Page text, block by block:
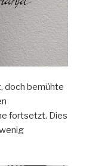
doch bemühte
fortsetzt. Dies